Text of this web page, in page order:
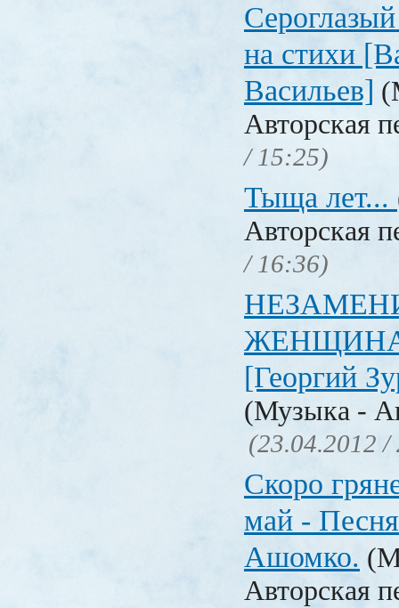
на стихи
Васильев]
Авторская
/ 15:25)
Тыща лет...
Авторская
/ 16:36)
ЖЕНЩИНА-
[Георгий
(Музыка -
(23.04.2012 /
Скоро
май -
Ашомко.
Авторская